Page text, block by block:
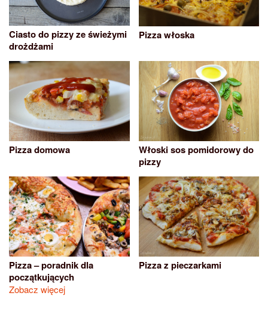
Ciasto do pizzy ze świeżymi
drożdżami
Pizza włoska
Pizza domowa
Włoski sos pomidorowy do
pizzy
Pizza – poradnik dla
początkujących
Pizza z pieczarkami
Zobacz więcej